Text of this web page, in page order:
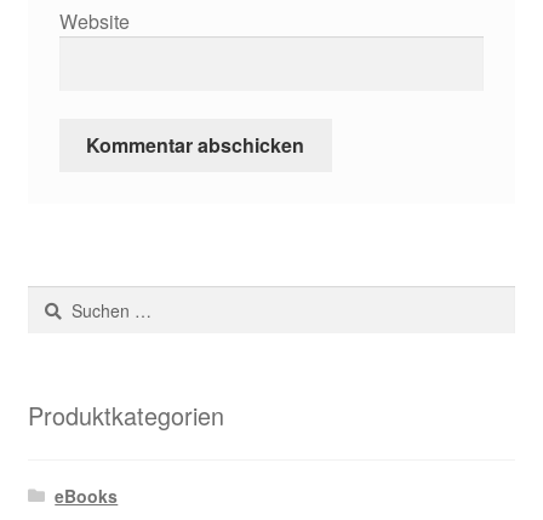
Website
Suchen
nach:
Produktkategorien
eBooks